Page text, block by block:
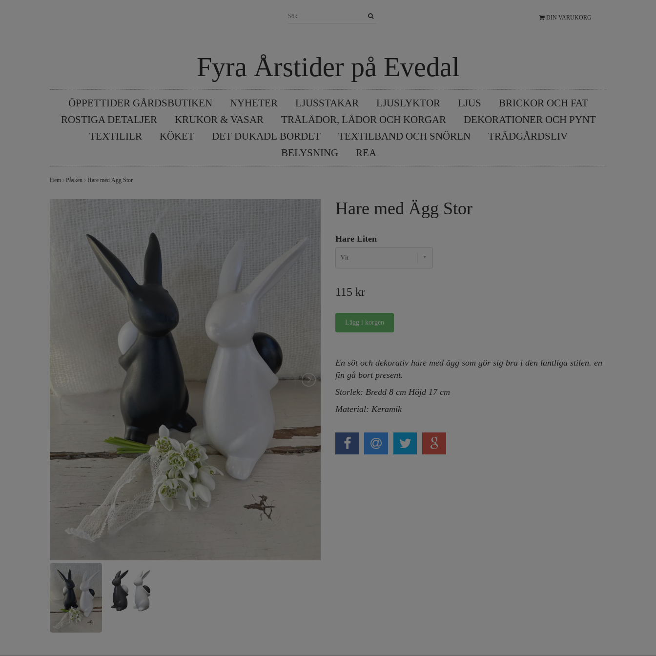
DIN VARUKORG
Fyra Årstider på Evedal
ÖPPETTIDER GÅRDSBUTIKEN NYHETER LJUSSTAKAR LJUSLYKTOR LJUS
BRICKOR OCH FAT
ROSTIGA DETALJER
KRUKOR & VASAR TRÄLÅDOR, LÅDOR OCH KORGAR
DEKORATIONER OCH PYNT
TEXTILIER
KÖKET DET DUKADE BORDET TEXTILBAND OCH SNÖREN
TRÄDGÅRDSLIV
BELYSNING
REA
Hem Påsken Hare med Ägg Stor
Hare med Ägg Stor
Hare Liten
Vit
115 kr
En söt och dekorativ hare med ägg som gör sig bra i den lantliga stilen. en
fin gå bort present.
Storlek: Bredd 8 cm Höjd 17 cm
Material: Keramik